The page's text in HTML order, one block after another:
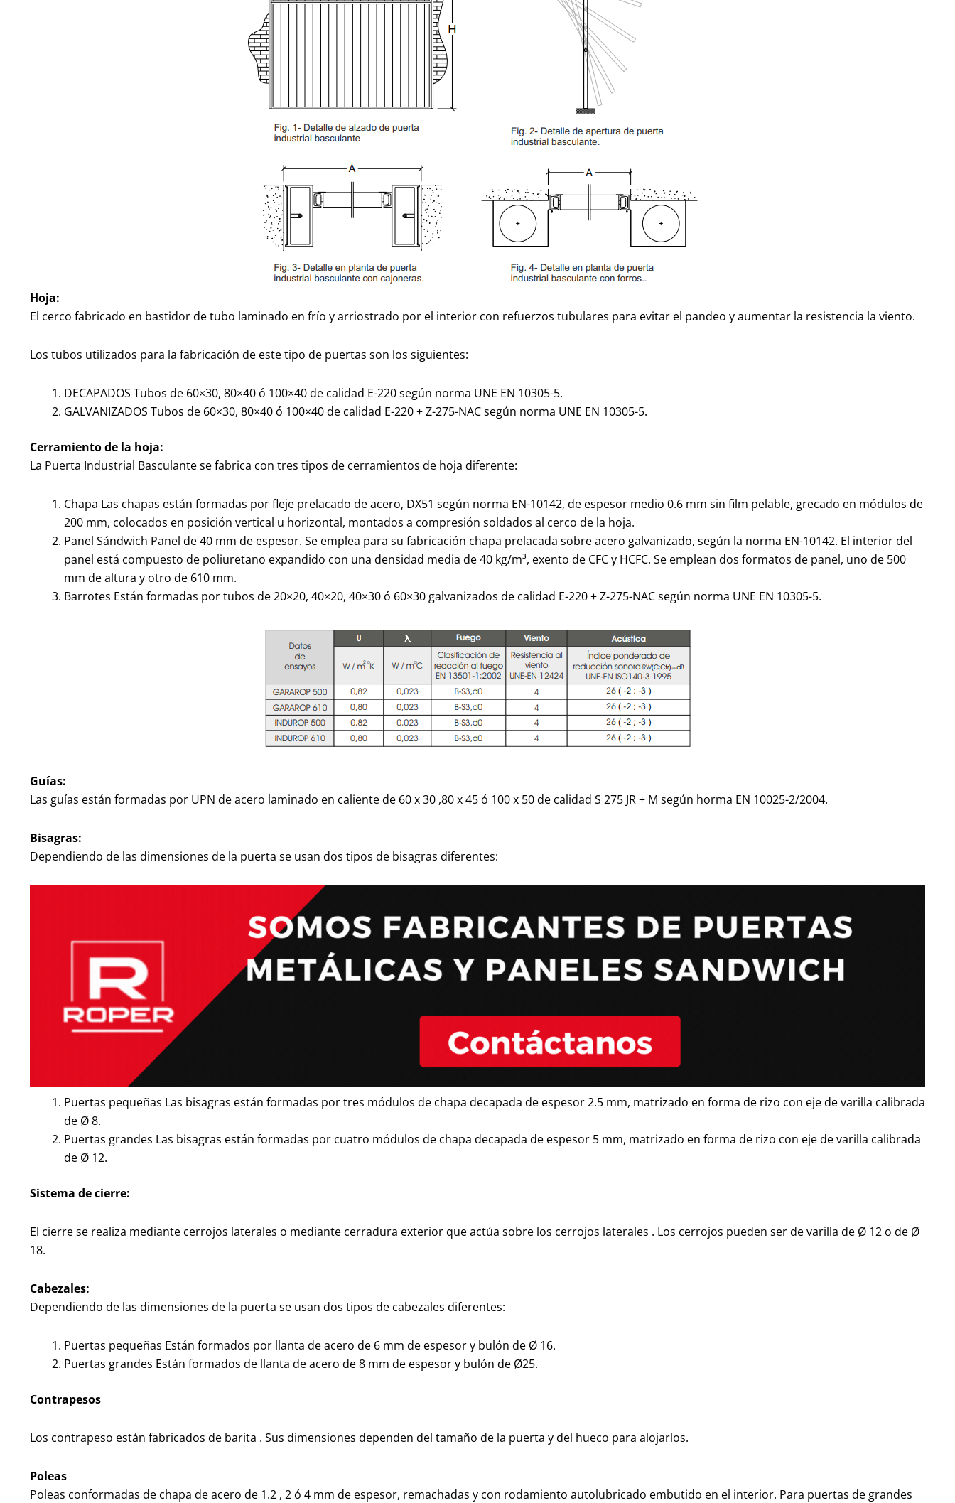
Hoja:
El cerco fabricado en bastidor de tubo laminado en frío y arriostrado por el interior con refuerzos tubulares para evitar el pandeo y aumentar la resistencia la viento.
Los tubos utilizados para la fabricación de este tipo de puertas son los siguientes:
DECAPADOS Tubos de 60×30, 80×40 ó 100×40 de calidad E-220 según norma UNE EN 10305-5.
GALVANIZADOS Tubos de 60×30, 80×40 ó 100×40 de calidad E-220 + Z-275-NAC según norma UNE EN 10305-5.
Cerramiento de la hoja:
La Puerta Industrial Basculante se fabrica con tres tipos de cerramientos de hoja diferente:
Chapa Las chapas están formadas por fleje prelacado de acero, DX51 según norma EN-10142, de espesor medio 0.6 mm sin film pelable, grecado en módulos de
200 mm, colocados en posición vertical u horizontal, montados a compresión soldados al cerco de la hoja.
Panel Sándwich Panel de 40 mm de espesor. Se emplea para su fabricación chapa prelacada sobre acero galvanizado, según la norma EN-10142. El interior del
panel está compuesto de poliuretano expandido con una densidad media de 40 kg/m³, exento de CFC y HCFC. Se emplean dos formatos de panel, uno de 500
mm de altura y otro de 610 mm.
Barrotes Están formadas por tubos de 20×20, 40×20, 40×30 ó 60×30 galvanizados de calidad E-220 + Z-275-NAC según norma UNE EN 10305-5.
Guías:
Las guías están formadas por UPN de acero laminado en caliente de 60 x 30 ,80 x 45 ó 100 x 50 de calidad S 275 JR + M según horma EN 10025-2/2004.
Bisagras:
Dependiendo de las dimensiones de la puerta se usan dos tipos de bisagras diferentes:
Puertas pequeñas Las bisagras están formadas por tres módulos de chapa decapada de espesor 2.5 mm, matrizado en forma de rizo con eje de varilla calibrada
de Ø 8.
Puertas grandes Las bisagras están formadas por cuatro módulos de chapa decapada de espesor 5 mm, matrizado en forma de rizo con eje de varilla calibrada
de Ø 12.
Sistema de cierre:
El cierre se realiza mediante cerrojos laterales o mediante cerradura exterior que actúa sobre los cerrojos laterales . Los cerrojos pueden ser de varilla de Ø 12 o de Ø
18.
Cabezales:
Dependiendo de las dimensiones de la puerta se usan dos tipos de cabezales diferentes:
Puertas pequeñas Están formados por llanta de acero de 6 mm de espesor y bulón de Ø 16.
Puertas grandes Están formados de llanta de acero de 8 mm de espesor y bulón de Ø25.
Contrapesos
Los contrapeso están fabricados de barita . Sus dimensiones dependen del tamaño de la puerta y del hueco para alojarlos.
Poleas
Poleas conformadas de chapa de acero de 1.2 , 2 ó 4 mm de espesor, remachadas y con rodamiento autolubricado embutido en el interior. Para puertas de grandes